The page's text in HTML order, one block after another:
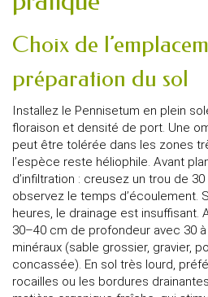
Choix de
préparation du sol
Installez le Pennisetum en plein
floraison et densité de port. Une
peut être tolérée dans les zones
l’espèce reste héliophile. Avant
d’infiltration : creusez un trou de
observez le temps d’écoulement.
heures, le drainage est insuffisant.
30–40 cm de profondeur avec 30
minéraux (sable grossier, gravier,
concassée). En sol très lourd,
rocailles ou les bordures